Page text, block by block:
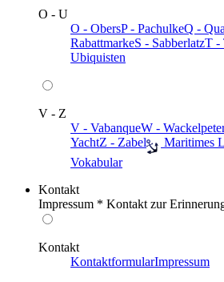
O - U
O - ObersP - PachulkeQ -
RabattmarkeS - SabberlatzT -
Ubiquisten
V - Z
V - VabanqueW -
YachtZ - Zabel Maritimes
Vokabular
Kontakt
Impressum * Kontakt zur
Kontakt
KontaktformularImpressum